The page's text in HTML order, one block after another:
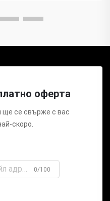
оферта
ще се свърже с вас
скоро.
0/100